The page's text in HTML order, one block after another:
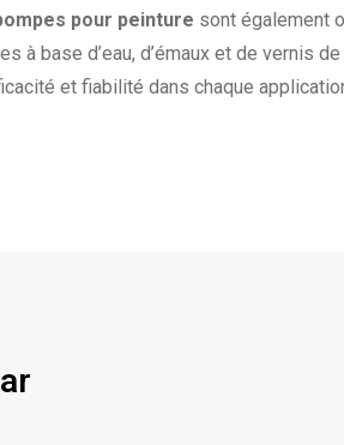
pour peinture sont également
à base d’eau, d’émaux et de vernis de
et fiabilité dans chaque